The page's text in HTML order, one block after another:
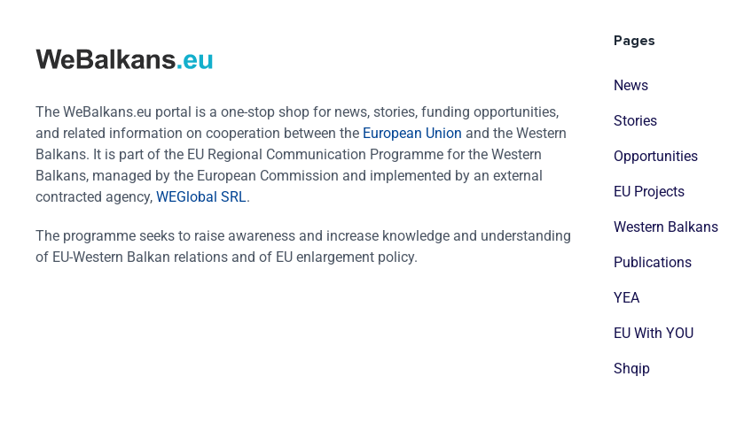
The WeBalkans.eu portal is a one-stop shop for news, stories, funding opportunities,
and related information on cooperation between the European Union and the Western
Balkans. It is part of the EU Regional Communication Programme for the Western
Balkans, managed by the European Commission and implemented by an external
contracted agency, WEGlobal SRL.
The programme seeks to raise awareness and increase knowledge and understanding
of EU-Western Balkan relations and of EU enlargement policy.
Pages
News
Stories
Opportunities
EU Projects
Western Balkans
Publications
YEA
EU With YOU
Shqip